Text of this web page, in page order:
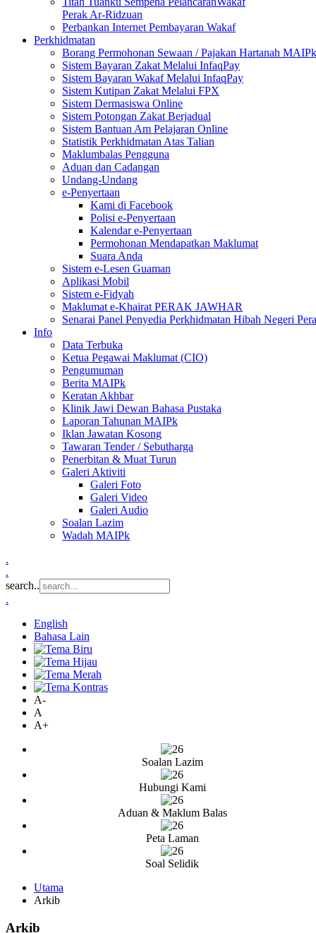
Perak Ar-Ridzuan
Perbankan Internet Pembayaran Wakaf
Perkhidmatan
Borang Permohonan Sewaan / Pajakan Hartanah MAIPk
Sistem Bayaran Zakat Melalui InfaqPay
Sistem Bayaran Wakaf Melalui InfaqPay
Sistem Kutipan Zakat Melalui FPX
Sistem Dermasiswa Online
Sistem Potongan Zakat Berjadual
Sistem Bantuan Am Pelajaran Online
Statistik Perkhidmatan Atas Talian
Maklumbalas Pengguna
Aduan dan Cadangan
Undang-Undang
e-Penyertaan
Kami di Facebook
Polisi e-Penyertaan
Kalendar e-Penyertaan
Permohonan Mendapatkan Maklumat
Suara Anda
Sistem e-Lesen Guaman
Aplikasi Mobil
Sistem e-Fidyah
Maklumat e-Khairat PERAK JAWHAR
Senarai Panel Penyedia Perkhidmatan Hibah Negeri
Info
Data Terbuka
Ketua Pegawai Maklumat (CIO)
Pengumuman
Berita MAIPk
Keratan Akhbar
Klinik Jawi Dewan Bahasa Pustaka
Laporan Tahunan MAIPk
Iklan Jawatan Kosong
Tawaran Tender / Sebutharga
Penerbitan & Muat Turun
Galeri Aktiviti
Galeri Foto
Galeri Video
Galeri Audio
Soalan Lazim
Wadah MAIPk
.
.
search..
.
English
Bahasa Lain
A-
A
A+
Soalan Lazim
Hubungi Kami
Aduan & Maklum Balas
Peta Laman
Soal Selidik
Utama
Arkib
Arkib